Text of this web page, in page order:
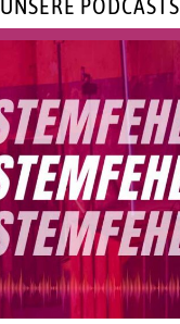
UNSERE PODCASTS